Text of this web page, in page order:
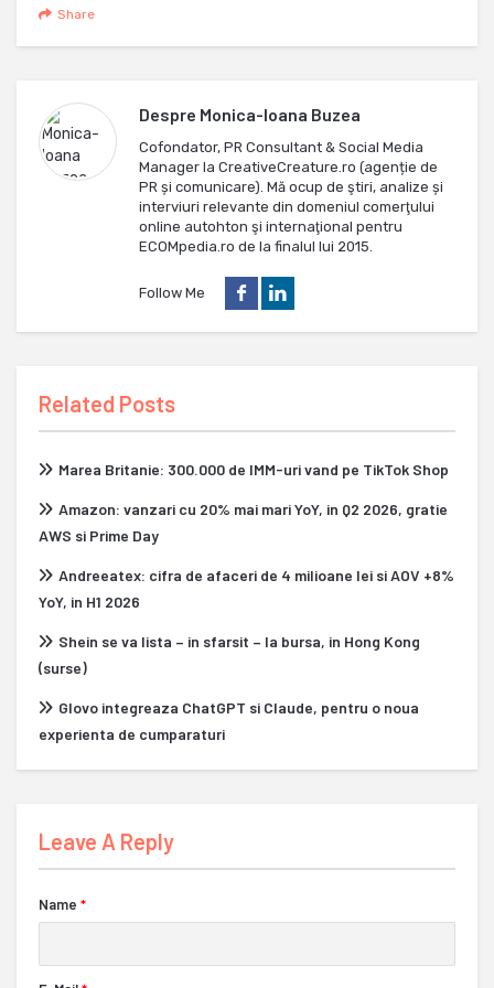
Share
Despre Monica-Ioana Buzea
Cofondator, PR Consultant & Social Media
Manager la CreativeCreature.ro (agenție de
PR și comunicare). Mă ocup de ştiri, analize și
interviuri relevante din domeniul comerţului
online autohton şi internaţional pentru
ECOMpedia.ro de la finalul lui 2015.
Follow Me
Related Posts
Marea Britanie: 300.000 de IMM-uri vand pe TikTok Shop
Amazon: vanzari cu 20% mai mari YoY, in Q2 2026, gratie
AWS si Prime Day
Andreeatex: cifra de afaceri de 4 milioane lei si AOV +8%
YoY, in H1 2026
Shein se va lista – in sfarsit – la bursa, in Hong Kong
(surse)
Glovo integreaza ChatGPT si Claude, pentru o noua
experienta de cumparaturi
Leave A Reply
Name *